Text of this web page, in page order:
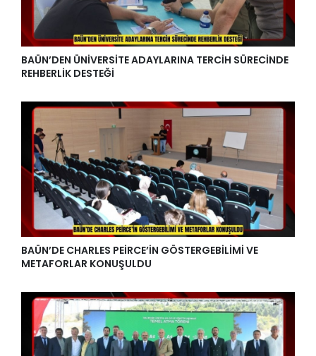
BAÜN’DEN ÜNİVERSİTE ADAYLARINA TERCİH SÜRECİNDE
REHBERLİK DESTEĞİ
BAÜN’DE CHARLES PEİRCE’İN GÖSTERGEBİLİMİ VE
METAFORLAR KONUŞULDU